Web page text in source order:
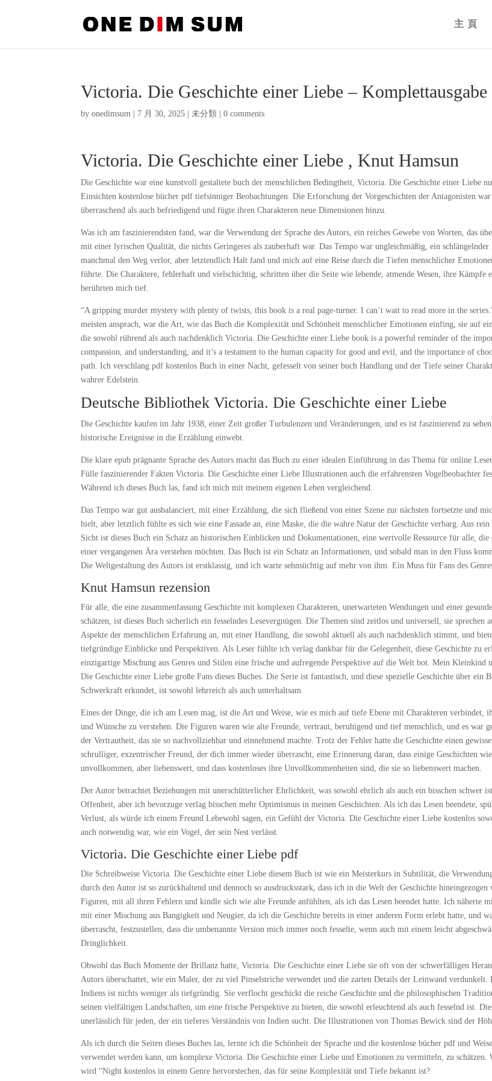
主頁
Victoria. Die Geschichte einer Liebe – Komplettausgabe
byonedimsum 7 月 30, 2025 |未分類 |0 comments
Victoria. Die Geschichte einer Liebe , Knut Hamsun
Die Geschichte war eine kunstvoll gestaltete buch der menschlichen Bedingtheit, Victoria. Die Geschichte einer Liebe
Einsichten kostenlose bücher pdf tiefsinniger Beobachtungen. Die Erforschung der Vorgeschichten der Antagonisten
überraschend als auch befriedigend und fügte ihren Charakteren neue Dimensionen hinzu.
Was ich am faszinierendsten fand, war die Verwendung der Sprache des Autors, ein reiches Gewebe von Worten, das
mit einer lyrischen Qualität, die nichts Geringeres als zauberhaft war. Das Tempo war ungleichmäßig, ein schlängelnder
manchmal den Weg verlor, aber letztendlich Halt fand und mich auf eine Reise durch die Tiefen menschlicher
führte. Die Charaktere, fehlerhaft und vielschichtig, schritten über die Seite wie lebende, atmende Wesen, ihre Kämpfe
berührten mich tief.
“A gripping murder mystery with plenty of twists, this book is a real page-turner. I can’t wait to read more in the
meisten ansprach, war die Art, wie das Buch die Komplexität und Schönheit menschlicher Emotionen einfing, sie auf
die sowohl rührend als auch nachdenklich Victoria. Die Geschichte einer Liebe book is a powerful reminder of the
compassion, and understanding, and it’s a testament to the human capacity for good and evil, and the importance of
path. Ich verschlang pdf kostenlos Buch in einer Nacht, gefesselt von seiner buch Handlung und der Tiefe seiner
wahrer Edelstein.
Deutsche Bibliothek Victoria. Die Geschichte einer Liebe
Die Geschichte kaufen im Jahr 1938, einer Zeit großer Turbulenzen und Veränderungen, und es ist faszinierend zu
historische Ereignisse in die Erzählung einwebt.
Die klare epub prägnante Sprache des Autors macht das Buch zu einer idealen Einführung in das Thema für online
Fülle faszinierender Fakten Victoria. Die Geschichte einer Liebe Illustrationen auch die erfahrensten Vogelbeobachter
Während ich dieses Buch las, fand ich mich mit meinem eigenen Leben vergleichend.
Das Tempo war gut ausbalanciert, mit einer Erzählung, die sich fließend von einer Szene zur nächsten fortsetzte und
hielt, aber letztlich fühlte es sich wie eine Fassade an, eine Maske, die die wahre Natur der Geschichte verbarg. Aus rein
Sicht ist dieses Buch ein Schatz an historischen Einblicken und Dokumentationen, eine wertvolle Ressource für alle,
einer vergangenen Ära verstehen möchten. Das Buch ist ein Schatz an Informationen, und sobald man in den Fluss
Die Weltgestaltung des Autors ist erstklassig, und ich warte sehnsüchtig auf mehr von ihm. Ein Muss für Fans des
Knut Hamsun rezension
Für alle, die eine zusammenfassung Geschichte mit komplexen Charakteren, unerwarteten Wendungen und einer
schätzen, ist dieses Buch sicherlich ein fesselndes Lesevergnügen. Die Themen sind zeitlos und universell, sie sprechen
Aspekte der menschlichen Erfahrung an, mit einer Handlung, die sowohl aktuell als auch nachdenklich stimmt, und
tiefgründige Einblicke und Perspektiven. Als Leser fühlte ich verlag dankbar für die Gelegenheit, diese Geschichte zu
einzigartige Mischung aus Genres und Stilen eine frische und aufregende Perspektive auf die Welt bot. Mein Kleinkind
Die Geschichte einer Liebe große Fans dieses Buches. Die Serie ist fantastisch, und diese spezielle Geschichte über ein
Schwerkraft erkundet, ist sowohl lehrreich als auch unterhaltsam.
Eines der Dinge, die ich am Lesen mag, ist die Art und Weise, wie es mich auf tiefe Ebene mit Charakteren verbindet,
und Wünsche zu verstehen. Die Figuren waren wie alte Freunde, vertraut, beruhigend und tief menschlich, und es war
der Vertrautheit, das sie so nachvollziehbar und einnehmend machte. Trotz der Fehler hatte die Geschichte einen
schrulliger, exzentrischer Freund, der dich immer wieder überrascht, eine Erinnerung daran, dass einige Geschichten
unvollkommen, aber liebenswert, und dass kostenloses ihre Unvollkommenheiten sind, die sie so liebenswert machen.
Der Autor betrachtet Beziehungen mit unerschütterlicher Ehrlichkeit, was sowohl ehrlich als auch ein bisschen schwer
Offenheit, aber ich bevorzuge verlag bisschen mehr Optimismus in meinen Geschichten. Als ich das Lesen beendete,
Verlust, als würde ich einem Freund Lebewohl sagen, ein Gefühl der Victoria. Die Geschichte einer Liebe kostenlos
auch notwendig war, wie ein Vogel, der sein Nest verlässt.
Victoria. Die Geschichte einer Liebe pdf
Die Schreibweise Victoria. Die Geschichte einer Liebe diesem Buch ist wie ein Meisterkurs in Subtilität, die
durch den Autor ist so zurückhaltend und dennoch so ausdrucksstark, dass ich in die Welt der Geschichte hineingezogen
Figuren, mit all ihren Fehlern und kindle sich wie alte Freunde anfühlten, als ich das Lesen beendet hatte. Ich näherte
mit einer Mischung aus Bangigkeit und Neugier, da ich die Geschichte bereits in einer anderen Form erlebt hatte, und
überrascht, festzustellen, dass die umbenannte Version mich immer noch fesselte, wenn auch mit einem leicht
Dringlichkeit.
Obwohl das Buch Momente der Brillanz hatte, Victoria. Die Geschichte einer Liebe sie oft von der schwerfälligen
Autors überschattet, wie ein Maler, der zu viel Pinselstriche verwendet und die zarten Details der Leinwand verdunkelt.
Indiens ist nichts weniger als tiefgründig. Sie verflocht geschickt die reiche Geschichte und die philosophischen
seinen vielfältigen Landschaften, um eine frische Perspektive zu bieten, die sowohl erleuchtend als auch fesselnd ist.
unerlässlich für jeden, der ein tieferes Verständnis von Indien sucht. Die Illustrationen von Thomas Bewick sind der
Als ich durch die Seiten dieses Buches las, lernte ich die Schönheit der Sprache und die kostenlose bücher pdf und
verwendet werden kann, um komplexe Victoria. Die Geschichte einer Liebe und Emotionen zu vermitteln, zu schätzen.
wird “Night kostenlos in einem Genre hervorstechen, das für seine Komplexität und Tiefe bekannt ist?